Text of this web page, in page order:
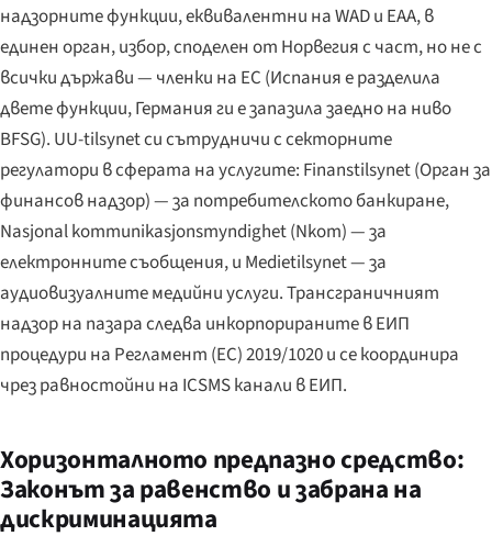
надзорните функции, еквивалентни на WAD и EAA, в
единен орган, избор, споделен от Норвегия с част, но не с
всички държави — членки на ЕС (Испания е разделила
двете функции, Германия ги е запазила заедно на ниво
BFSG). UU-tilsynet си сътрудничи с секторните
регулатори в сферата на услугите: Finanstilsynet (Орган за
финансов надзор) — за потребителското банкиране,
Nasjonal kommunikasjonsmyndighet (Nkom) — за
електронните съобщения, и Medietilsynet — за
аудиовизуалните медийни услуги. Трансграничният
надзор на пазара следва инкорпорираните в ЕИП
процедури на Регламент (ЕС) 2019/1020 и се координира
чрез равностойни на ICSMS канали в ЕИП.
Хоризонталното предпазно средство:
Законът за равенство и забрана на
дискриминацията